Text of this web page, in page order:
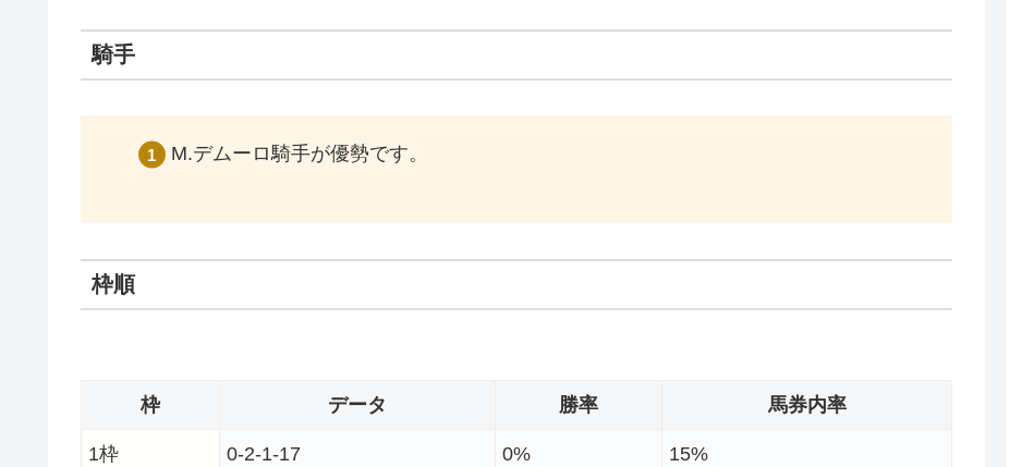
騎手
M.デムーロ騎手が優勢です。
枠順
枠 データ 勝率 馬券内率
1枠 0-2-1-17 0% 15%